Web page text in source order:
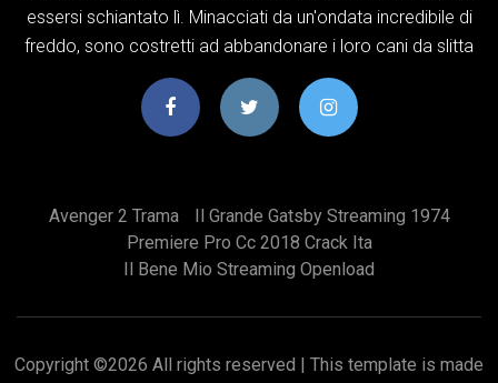
essersi schiantato lì. Minacciati da un'ondata incredibile di
freddo, sono costretti ad abbandonare i loro cani da slitta
Avenger 2 Trama
Il Grande Gatsby Streaming 1974
Premiere Pro Cc 2018 Crack Ita
Il Bene Mio Streaming Openload
Copyright ©2026 All rights reserved | This template is made